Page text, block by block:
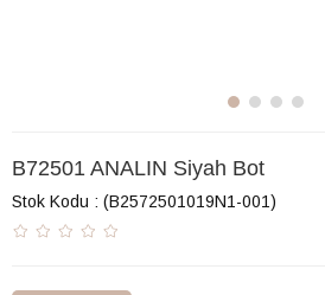
B72501 ANALIN Siyah Bot
Stok Kodu (B2572501019N1-001)